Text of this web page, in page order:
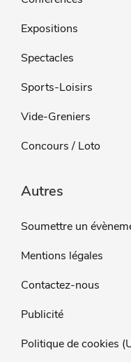
Expositions
Spectacles
Sports-Loisirs
Vide-Greniers
Concours / Loto
Autres
Soumettre un
Mentions légales
Contactez-nous
Publicité
Politique de cookies